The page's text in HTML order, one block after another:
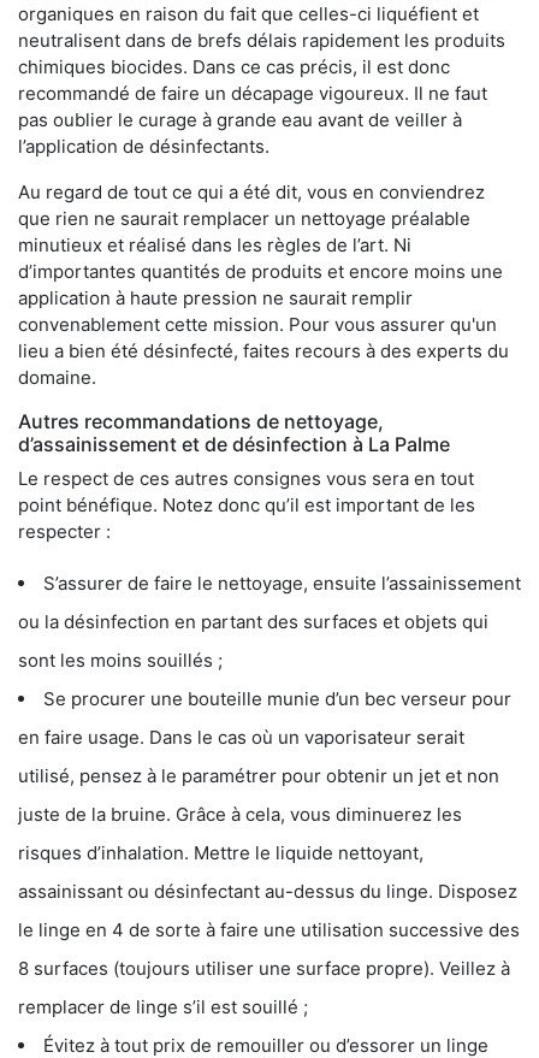
organiques en raison du fait que celles-ci liquéfient et
neutralisent dans de brefs délais rapidement les produits
chimiques biocides. Dans ce cas précis, il est donc
recommandé de faire un décapage vigoureux. Il ne faut
pas oublier le curage à grande eau avant de veiller à
l’application de désinfectants.
Au regard de tout ce qui a été dit, vous en conviendrez
que rien ne saurait remplacer un nettoyage préalable
minutieux et réalisé dans les règles de l’art. Ni
d’importantes quantités de produits et encore moins une
application à haute pression ne saurait remplir
convenablement cette mission. Pour vous assurer qu'un
lieu a bien été désinfecté, faites recours à des experts du
domaine.
Autres recommandations de nettoyage,
d’assainissement et de désinfection à La Palme
Le respect de ces autres consignes vous sera en tout
point bénéfique. Notez donc qu’il est important de les
respecter :
S’assurer de faire le nettoyage, ensuite l’assainissement
ou la désinfection en partant des surfaces et objets qui
sont les moins souillés ;
Se procurer une bouteille munie d’un bec verseur pour
en faire usage. Dans le cas où un vaporisateur serait
utilisé, pensez à le paramétrer pour obtenir un jet et non
juste de la bruine. Grâce à cela, vous diminuerez les
risques d’inhalation. Mettre le liquide nettoyant,
assainissant ou désinfectant au-dessus du linge. Disposez
le linge en 4 de sorte à faire une utilisation successive des
8 surfaces (toujours utiliser une surface propre). Veillez à
remplacer de linge s’il est souillé ;
Évitez à tout prix de remouiller ou d’essorer un linge